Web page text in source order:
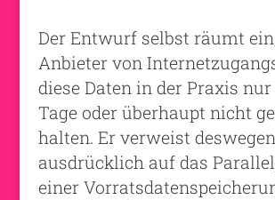
Der Entwurf selbst räumt
Anbieter von
diese Daten in der Praxis
Tage oder überhaupt nicht
halten. Er verweist deswegen
ausdrücklich auf das
einer